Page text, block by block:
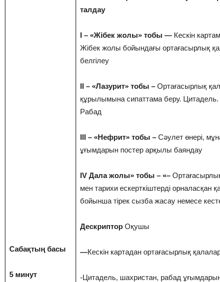
Сабақтың басы
5 минут
талдау
I – «Жібек жолы» тобы — Кескін
Жібек жолы бойындағы ортағасырлық
белгілеу
II – «Лазурит» тобы – Ортағасырлық
құрылымына сипаттама беру.
Рабад
III – «Нефрит» тобы – Сәулет өнері,
ұғымдарын постер арқылы баяндау
IV Дала жолы» тобы – «–
мен тарихи ескерткіштерді орналасқан
бойынша тірек сызба жасау немесе
Дескриптор Оқушы
—Кескін картадан ортағасырлық
-Цитадель, шахристан, рабад